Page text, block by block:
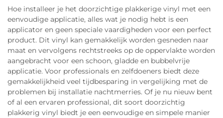
Hoe installeer je het doorzichtige plakkerige vinyl met een
eenvoudige applicatie, alles wat je nodig hebt is een
applicator en geen speciale vaardigheden voor een perfect
product. Dit vinyl kan gemakkelijk worden gesneden naar
maat en vervolgens rechtstreeks op de oppervlakte worden
aangebracht voor een schoon, gladde en bubbelvrije
applicatie. Voor professionals en zelfdoeners biedt deze
gemakkelijkheid veel tijdbesparing in vergelijking met de
problemen bij installatie nachtmerries. Of je nu nieuw bent
of al een ervaren professional, dit soort doorzichtig
plakkerig vinyl biedt je een eenvoudige en simpele manier